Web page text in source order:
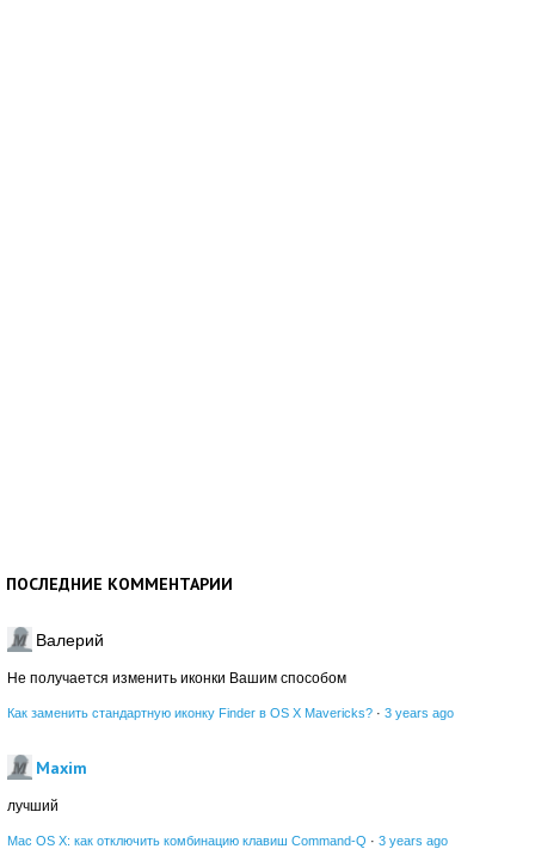
ПОСЛЕДНИЕ КОММЕНТАРИИ
Валерий
Не получается изменить иконки Вашим способом
Как заменить стандартную иконку Finder в OS X Mavericks? · 3 years ago
Maxim
лучший
Mac OS X: как отключить комбинацию клавиш Command-Q · 3 years ago